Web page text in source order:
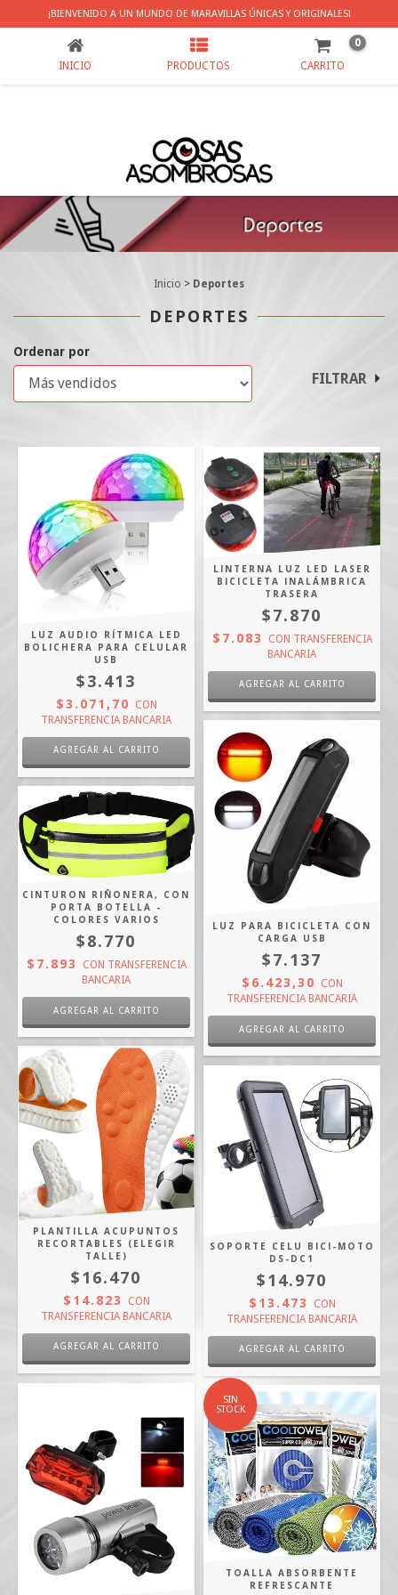
¡BIENVENIDO A UN MUNDO DE MARAVILLAS ÚNICAS Y ORIGINALES!
DEPORTES
INICIO PRODUCTOS CARRITO
0
Inicio > Deportes
DEPORTES
Ordenar por
FILTRAR
LUZ AUDIO RÍTMICA LED
BOLICHERA PARA CELULAR
USB
$3.413
$3.071,70
CON
TRANSFERENCIA BANCARIA
AGREGAR AL CARRITO
LINTERNA LUZ LED LASER
BICICLETA INALÁMBRICA
TRASERA
$7.870
$7.083 CON TRANSFERENCIA
BANCARIA
CINTURON RIÑONERA, CON
PORTA BOTELLA -
COLORES VARIOS
$8.770
$7.893 CON TRANSFERENCIA
BANCARIA
LUZ PARA BICICLETA CON
CARGA USB
$7.137
$6.423,30
CON
TRANSFERENCIA BANCARIA
PLANTILLA ACUPUNTOS
RECORTABLES (ELEGIR
TALLE)
$16.470
$14.823
CON
TRANSFERENCIA BANCARIA
AGREGAR AL CARRITO
SOPORTE CELU BICI-MOTO
DS-DC1
$14.970
$13.473
CON
TRANSFERENCIA BANCARIA
SIN
STOCK
TOALLA ABSORBENTE
REFRESCANTE